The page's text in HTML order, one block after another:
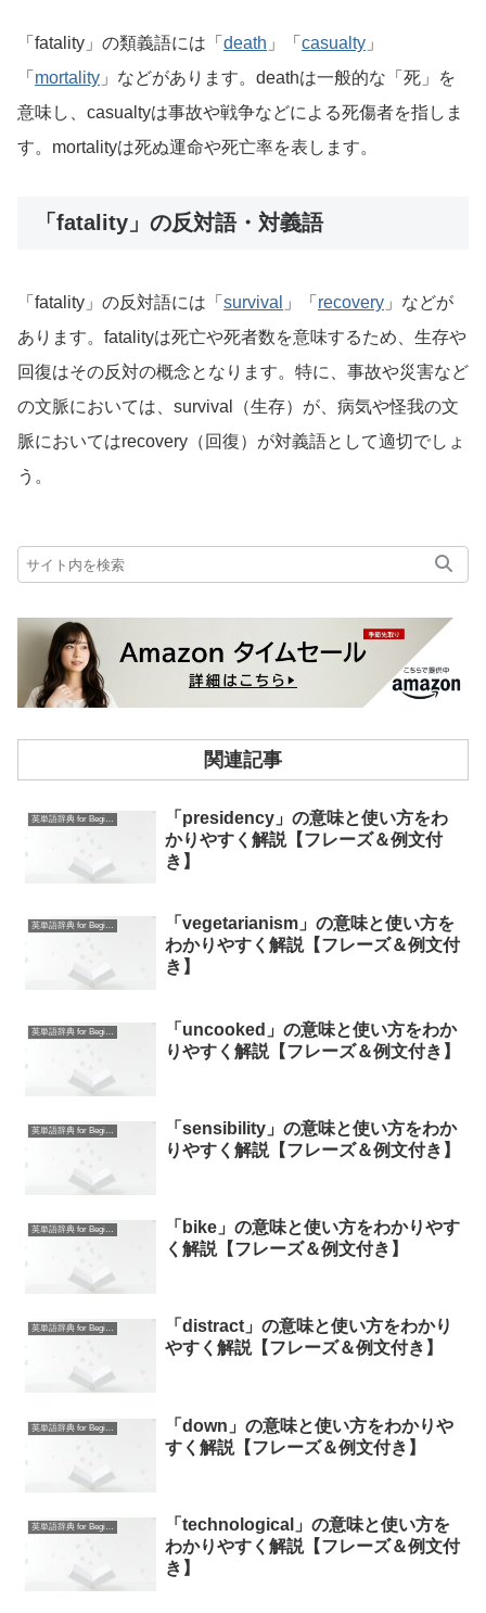
「fatality」の類義語には「 death 」「 casualty 」
「 mortality 」などがあります。deathは一般的な「死」を
意味し、casualtyは事故や戦争などによる死傷者を指しま
す。mortalityは死ぬ運命や死亡率を表します。
「fatality」の反対語・対義語
「fatality」の反対語には「 survival 」「 recovery 」などが
あります。fatalityは死亡や死者数を意味するため、生存や
回復はその反対の概念となります。特に、事故や災害など
の文脈においては、survival（生存）が、病気や怪我の文
脈においてはrecovery（回復）が対義語として適切でしょ
う。
関連記事
英単語辞典 for Beginners
「presidency」の意味と使い方をわ
かりやすく解説【フレーズ＆例文付
き】
英単語辞典 for Beginners
「vegetarianism」の意味と使い方を
わかりやすく解説【フレーズ＆例文付
き】
英単語辞典 for Beginners
「uncooked」の意味と使い方をわか
りやすく解説【フレーズ＆例文付き】
英単語辞典 for Beginners
「sensibility」の意味と使い方をわか
りやすく解説【フレーズ＆例文付き】
英単語辞典 for Beginners
「bike」の意味と使い方をわかりやす
く解説【フレーズ＆例文付き】
英単語辞典 for Beginners
「distract」の意味と使い方をわかり
やすく解説【フレーズ＆例文付き】
英単語辞典 for Beginners
「down」の意味と使い方をわかりや
すく解説【フレーズ＆例文付き】
英単語辞典 for Beginners
「technological」の意味と使い方を
わかりやすく解説【フレーズ＆例文付
き】